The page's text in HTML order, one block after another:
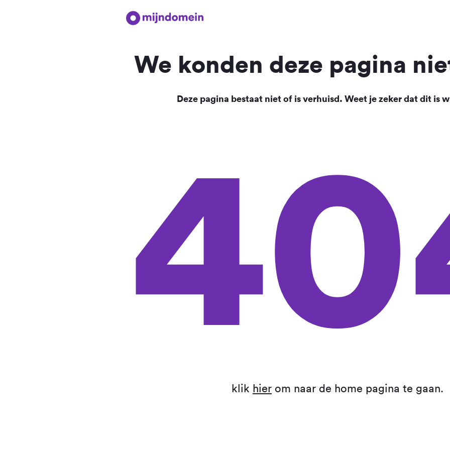
We konden deze pagina
Deze pagina bestaat niet of is verhuisd. Weet je zeker dat dit is
klik hier om naar de home pagina te gaan.